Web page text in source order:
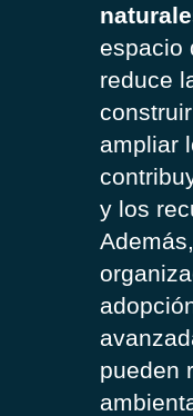
espacio
reduce
ampliar
y los
pueden